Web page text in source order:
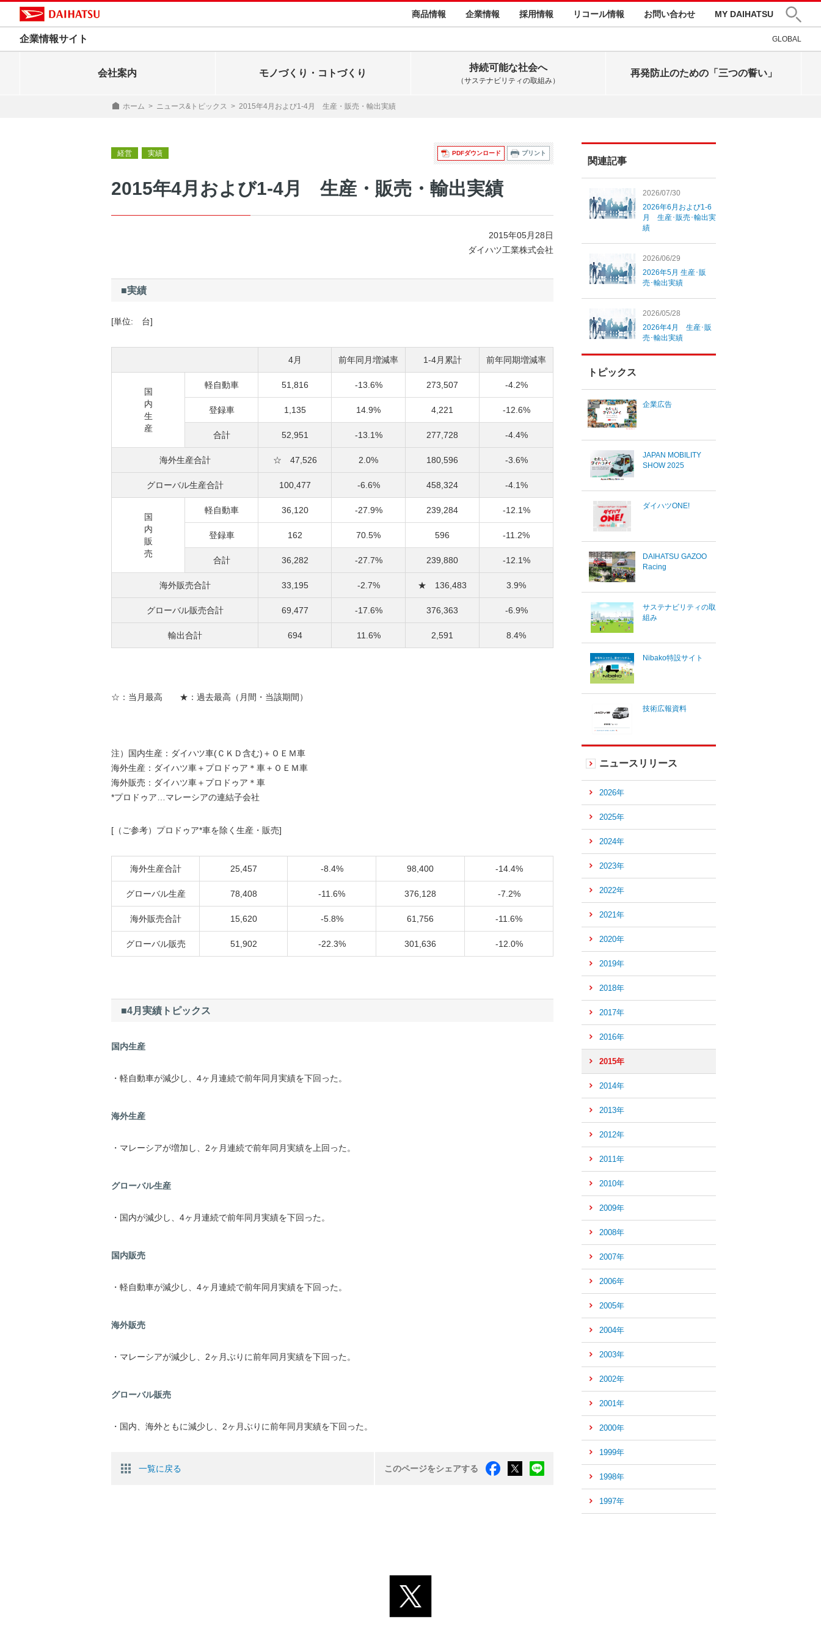
商品情報 企業情報 採用情報 リコール情報 お問い合わせ MY DAIHATSU
企業情報サイト GLOBAL
会社案内 モノづくり・コトづくり
持続可能な社会へ
（サステナビリティの取組み）
再発防止のための「三つの誓い」
ホーム > ニュース&トピックス > 2015年4月および1-4月 生産・販売・輸出実績
PDFダウンロード プリント
経営 実績
2015年4月および1-4月 生産・販売・輸出実績
2015年05月28日
ダイハツ工業株式会社
■実績
[単位: 台]
4月 前年同月増減率 1-4月累計 前年同期増減率
国
内
生
産
軽自動車 51,816 -13.6% 273,507 -4.2%
登録車 1,135 14.9% 4,221 -12.6%
合計 52,951 -13.1% 277,728 -4.4%
海外生産合計 ☆ 47,526 2.0% 180,596 -3.6%
グローバル生産合計 100,477 -6.6% 458,324 -4.1%
国
内
販
売
軽自動車 36,120 -27.9% 239,284 -12.1%
登録車 162 70.5% 596 -11.2%
合計 36,282 -27.7% 239,880 -12.1%
海外販売合計 33,195 -2.7% ★ 136,483 3.9%
グローバル販売合計 69,477 -17.6% 376,363 -6.9%
輸出合計 694 11.6% 2,591 8.4%
☆：当月最高 ★：過去最高（月間・当該期間）
注）国内生産：ダイハツ車(ＣＫＤ含む)＋ＯＥＭ車
海外生産：ダイハツ車＋プロドゥア＊車＋ＯＥＭ車
海外販売：ダイハツ車＋プロドゥア＊車
*プロドゥア…マレーシアの連結子会社
[（ご参考）プロドゥア*車を除く生産・販売]
海外生産合計 25,457 -8.4% 98,400 -14.4%
グローバル生産 78,408 -11.6% 376,128 -7.2%
海外販売合計 15,620 -5.8% 61,756 -11.6%
グローバル販売 51,902 -22.3% 301,636 -12.0%
■4月実績トピックス
国内生産
・軽自動車が減少し、4ヶ月連続で前年同月実績を下回った。
海外生産
・マレーシアが増加し、2ヶ月連続で前年同月実績を上回った。
グローバル生産
・国内が減少し、4ヶ月連続で前年同月実績を下回った。
国内販売
・軽自動車が減少し、4ヶ月連続で前年同月実績を下回った。
海外販売
・マレーシアが減少し、2ヶ月ぶりに前年同月実績を下回った。
グローバル販売
・国内、海外ともに減少し、2ヶ月ぶりに前年同月実績を下回った。
一覧に戻る このページをシェアする
関連記事
2026/07/30
2026年6月および1-6
月 生産･販売･輸出実
績
2026/06/29
2026年5月 生産･販
売･輸出実績
2026/05/28
2026年4月 生産･販
売･輸出実績
トピックス
企業広告
JAPAN MOBILITY
SHOW 2025
ダイハツONE!
DAIHATSU GAZOO
Racing
サステナビリティの取
組み
Nibako特設サイト
技術広報資料
ニュースリリース
2026年
2025年
2024年
2023年
2022年
2021年
2020年
2019年
2018年
2017年
2016年
2015年
2014年
2013年
2012年
2011年
2010年
2009年
2008年
2007年
2006年
2005年
2004年
2003年
2002年
2001年
2000年
1999年
1998年
1997年